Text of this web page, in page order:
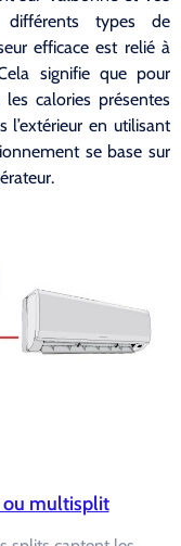
types de
efficace est relié à
signifie que pour
calories présentes
en utilisant
se base sur
ou multisplit